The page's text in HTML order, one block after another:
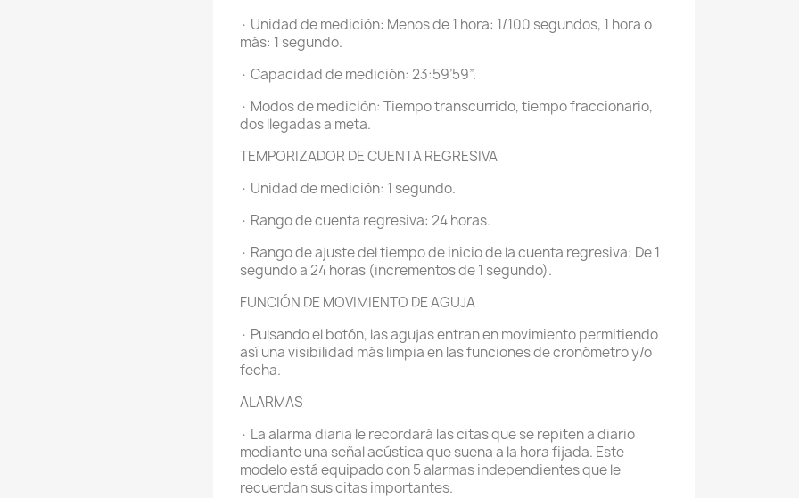
· Unidad de medición: Menos de 1 hora: 1/100 segundos, 1 hora o
más: 1 segundo.
· Capacidad de medición: 23:59’59”.
· Modos de medición: Tiempo transcurrido, tiempo fraccionario,
dos llegadas a meta.
TEMPORIZADOR DE CUENTA REGRESIVA
· Unidad de medición: 1 segundo.
· Rango de cuenta regresiva: 24 horas.
· Rango de ajuste del tiempo de inicio de la cuenta regresiva: De 1
segundo a 24 horas (incrementos de 1 segundo).
FUNCIÓN DE MOVIMIENTO DE AGUJA
· Pulsando el botón, las agujas entran en movimiento permitiendo
así una visibilidad más limpia en las funciones de cronómetro y/o
fecha.
ALARMAS
· La alarma diaria le recordará las citas que se repiten a diario
mediante una señal acústica que suena a la hora fijada. Este
modelo está equipado con 5 alarmas independientes que le
recuerdan sus citas importantes.